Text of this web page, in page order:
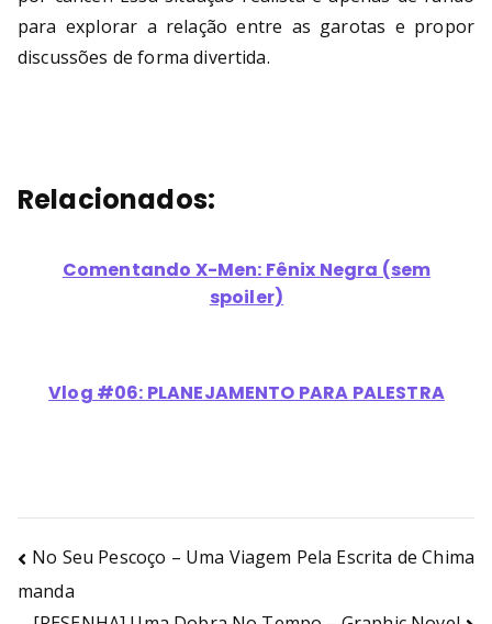
para explorar a relação entre as garotas e propor
discussões de forma divertida.
Relacionados:
Comentando X-Men: Fênix Negra (sem
spoiler)
Vlog #06: PLANEJAMENTO PARA PALESTRA
No Seu Pescoço – Uma Viagem Pela Escrita de Chima
manda